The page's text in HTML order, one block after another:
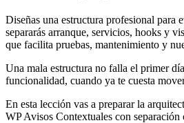
Diseñas una estructura profesional para
separarás arranque, servicios, hooks y
que facilita pruebas, mantenimiento y
Una mala estructura no falla el primer
funcionalidad, cuando ya te cuesta
En esta lección vas a preparar la
WP Avisos Contextuales con separación